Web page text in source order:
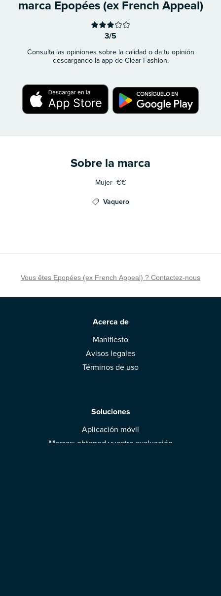
marca Epopées (ex French Appeal)
3/5
Consulta las opiniones sobre la calidad o da tu opinión
descargando la app de Clear Fashion.
Sobre la marca
Mujer €€
Vaquero
Vous êtes Epopées (ex French Appeal) ? Contactez-nous
Acerca de
Manifiesto
Avisos legales
Términos de uso
Soluciones
Aplicación móvil
Marcas: obtened vuestra evaluación